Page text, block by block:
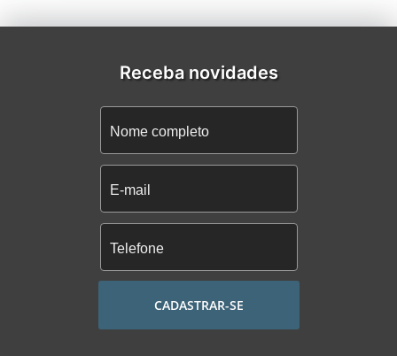
Receba novidades
CADASTRAR-SE